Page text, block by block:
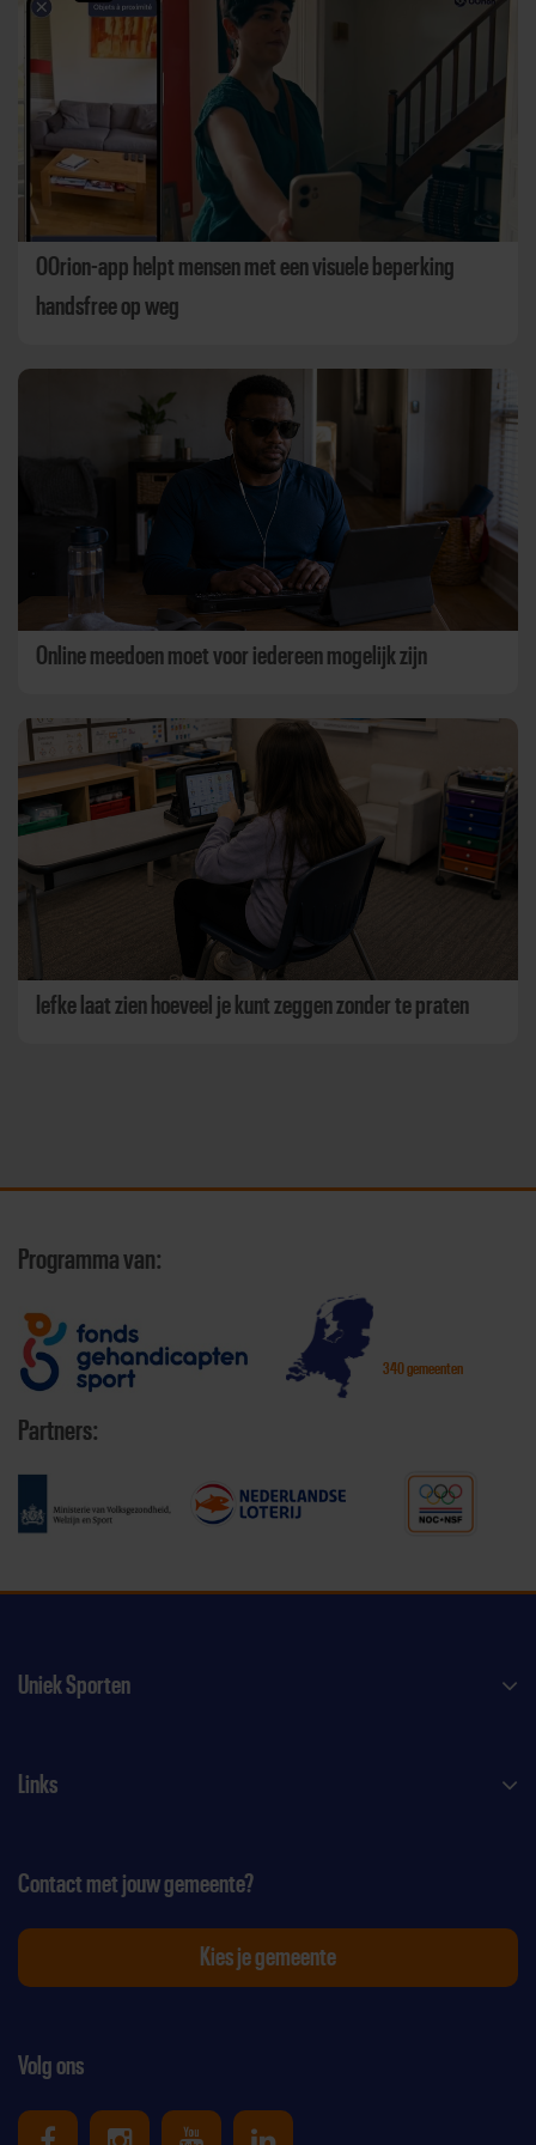
OOrion-app helpt mensen met een visuele beperking
handsfree op weg
Online meedoen moet voor iedereen mogelijk zijn
Iefke laat zien hoeveel je kunt zeggen zonder te praten
Programma van:
340 gemeenten
Partners:
Uniek Sporten
Links
Volg ons
Contact met jouw gemeente?
Kies je gemeente